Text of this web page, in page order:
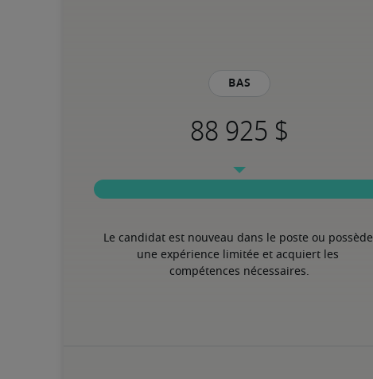
Bas
Le candidat est nouveau dans le poste ou possède
une expérience limitée et acquiert les
compétences nécessaires.